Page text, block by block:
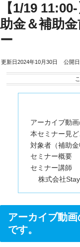
【1/19
助金＆補助
ー
2024年10月30日
アーカイブ動
本セミナー見ど
対象者（補助金
セミナー概要
セミナー講師
株式会社
アーカイブ動
です。